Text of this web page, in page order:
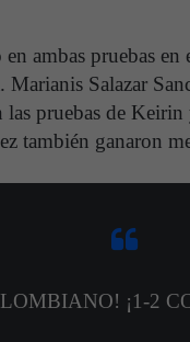
ambas pruebas
Marianis Salazar
las pruebas de
también ganaron
¡1-2